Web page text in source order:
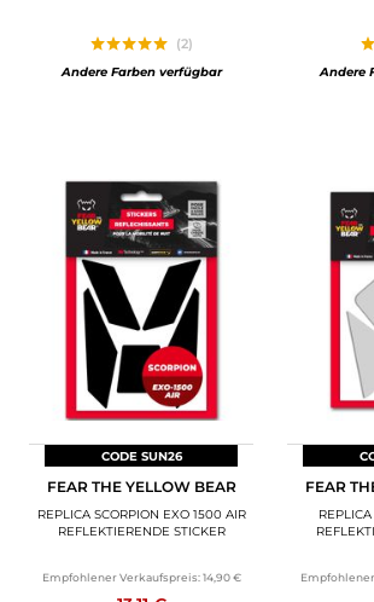
(2)
Andere Farben verfügbar Andere
CODE SUN26
FEAR THE YELLOW BEAR
REPLICA SCORPION EXO 1500 AIR
REFLEKTIERENDE STICKER
Empfohlener Verkaufspreis: 14,90 €
FEAR